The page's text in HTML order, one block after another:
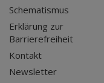
Schematismus
Erklärung zur
Barrierefreiheit
Kontakt
Newsletter